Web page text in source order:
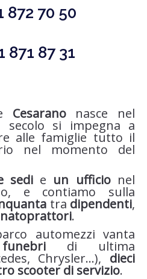
872 70 50
871 87 31
Cesaranonasce nel
si impegna a
alle famiglie tutto il
nel momento del
sedie un ufficionel
e contiamo sulla
tra dipendenti,
.
automezzi vanta
di ultima
Chrysler…), dieci
scooter di servizio.